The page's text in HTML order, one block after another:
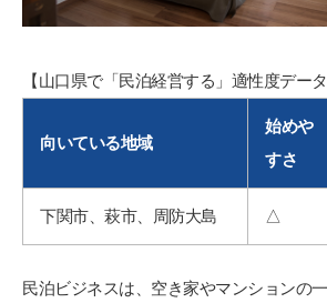
【山口県で「民泊経営する」適性度データ
向いている地域
始めや
すさ
下関市、萩市、周防大島 △
民泊ビジネスは、空き家やマンションの